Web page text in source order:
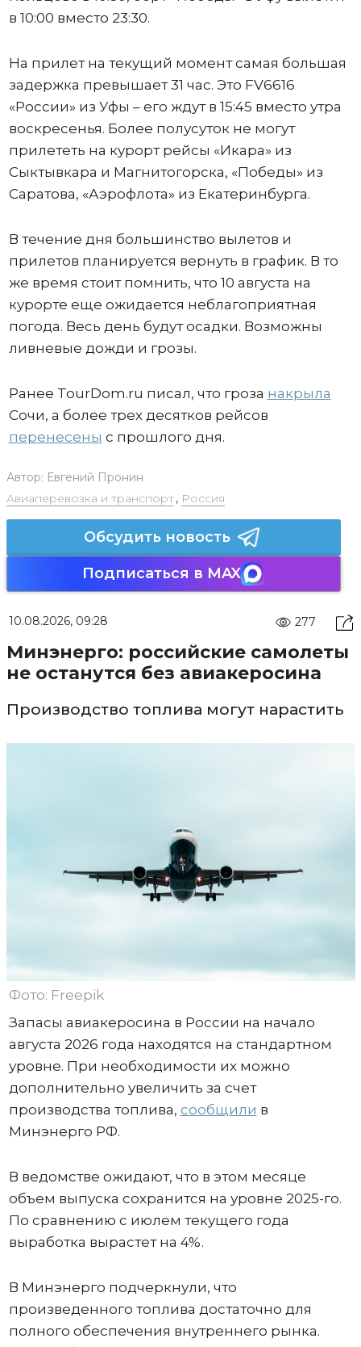
в 10:00 вместо 23:30.
На прилет на текущий момент самая большая
задержка превышает 31 час. Это FV6616
«России» из Уфы – его ждут в 15:45 вместо утра
воскресенья. Более полусуток не могут
прилететь на курорт рейсы «Икара» из
Сыктывкара и Магнитогорска, «Победы» из
Саратова, «Аэрофлота» из Екатеринбурга.
В течение дня большинство вылетов и
прилетов планируется вернуть в график. В то
же время стоит помнить, что 10 августа на
курорте еще ожидается неблагоприятная
погода. Весь день будут осадки. Возможны
ливневые дожди и грозы.
Ранее TourDom.ru писал, что гроза накрыла
Сочи, а более трех десятков рейсов
перенесены с прошлого дня.
Автор: Евгений Пронин
Авиаперевозка и транспорт, Россия
Обсудить новость
Подписаться в MAX
10.08.2026, 09:28 277
Минэнерго: российские самолеты
не останутся без авиакеросина
Производство топлива могут нарастить
Фото: Freepik
Запасы авиакеросина в России на начало
августа 2026 года находятся на стандартном
уровне. При необходимости их можно
дополнительно увеличить за счет
производства топлива, сообщили в
Минэнерго РФ.
В ведомстве ожидают, что в этом месяце
объем выпуска сохранится на уровне 2025-го.
По сравнению с июлем текущего года
выработка вырастет на 4%.
В Минэнерго подчеркнули, что
произведенного топлива достаточно для
полного обеспечения внутреннего рынка.